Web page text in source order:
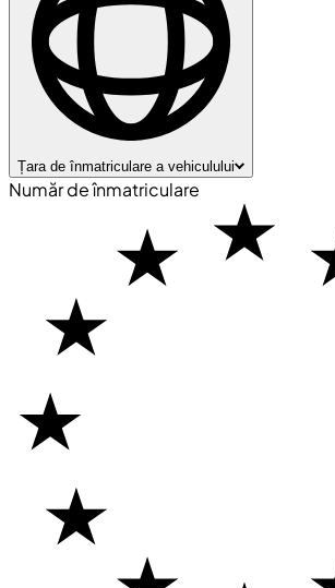
Țara de înmatriculare a vehiculului
Număr de înmatriculare